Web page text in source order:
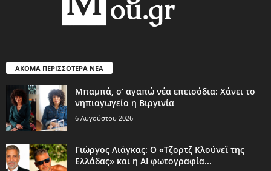
ΑΚΟΜΑ ΠΕΡΙΣΣΟΤΕΡΑ ΝΕΑ
Μπαμπά, σ’ αγαπώ νέα επεισόδια: Χάνει το
νηπιαγωγείο η Βιργινία
6 Αυγούστου 2026
Γιώργος Λιάγκας: Ο «Τζορτζ Κλούνεϊ της
Ελλάδας» και η AI φωτογραφία...